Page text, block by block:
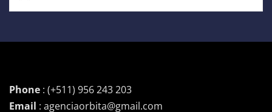
Phone : (+511) 956 243 203
Email : agenciaorbita@gmail.com